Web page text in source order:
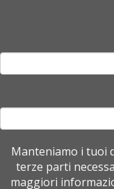
Manteniamo i tuoi
terze parti
maggiori